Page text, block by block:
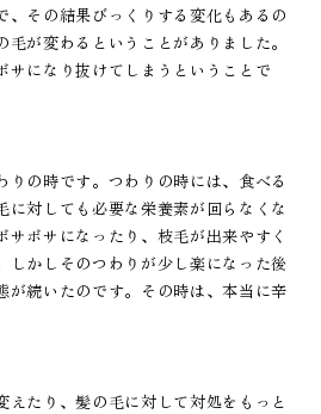
、その結果びっくりする変化もあるの
が変わるということがありました。
サになり抜けてしまうということで
りの時です。つわりの時には、食べる
に対しても必要な栄養素が回らなくな
サボサになったり、枝毛が出来やすく
しかしそのつわりが少し楽になった後
が続いたのです。その時は、本当に辛
えたり、髪の毛に対して対処をもっと